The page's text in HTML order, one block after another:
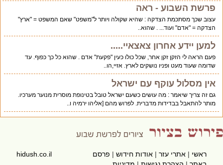
פרשת השבוע - ראה
עצוב שכך מסתכמת הצדקה : שהיא שקולה ויותר ל"משפט" שאם המשפט = "ארץ"
הצדקה = "אדם" ועוד... . שהוא..
למען יידע אחרון צאצאיי.....
פעם הראה לי הזקן זקן אחר, שכל כולו כעין "פקעת" אדם . שהוא כל כך כפוף. עד
שדומה שעוד מעט ופניו נושקים לארץ. אזיי,הו..
אין מסלול עוקף עם ישראל
גם זה צריך שיאמר : מה עושים כשעם ישראל טובל בטינופת מוסרית מנוער מערכיו.
מותר להתאבל בבדידות מדברית. לפרוש מהם [אליהו ירמיה ו..
ראשי|אתרי עזר|אודות חידוש|פרסם
hidush.co.il